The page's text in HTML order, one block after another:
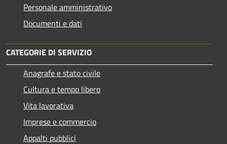
Personale amministrativo
Documenti e dati
CATEGORIE DI SERVIZIO
Anagrafe e stato civile
Cultura e tempo libero
Vita lavorativa
Imprese e commercio
Appalti pubblici